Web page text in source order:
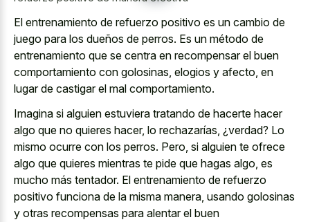
El entrenamiento de refuerzo positivo es un cambio de
juego para los dueños de perros. Es un método de
entrenamiento que se centra en recompensar el buen
comportamiento con golosinas, elogios y afecto, en
lugar de castigar el mal comportamiento.
Imagina si alguien estuviera tratando de hacerte hacer
algo que no quieres hacer, lo rechazarías, ¿verdad? Lo
mismo ocurre con los perros. Pero, si alguien te ofrece
algo que quieres mientras te pide que hagas algo, es
mucho más tentador. El entrenamiento de refuerzo
positivo funciona de la misma manera, usando golosinas
y otras recompensas para alentar el buen